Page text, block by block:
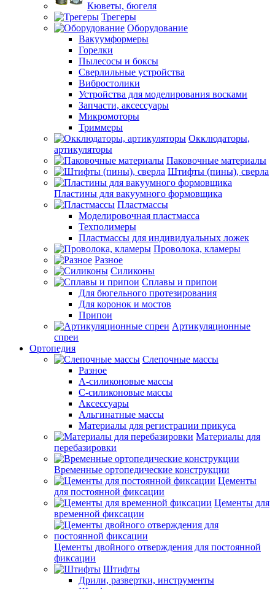
Кюветы, бюгеля
Трегеры
Оборудование
Вакуумформеры
Горелки
Пылесосы и боксы
Сверлильные устройства
Вибростолики
Устройства для моделирования восками
Запчасти, аксессуары
Микромоторы
Триммеры
Окклюдаторы,
артикуляторы
Паковочные материалы
Штифты (пины), сверла
Пластины для вакуумного формовщика
Пластмассы
Моделировочная пластмасса
Техполимеры
Пластмассы для индивидуальных ложек
Проволока, кламеры
Разное
Силиконы
Сплавы и припои
Для бюгельного протезирования
Для коронок и мостов
Припои
Артикуляционные
спреи
Ортопедия
Слепочные массы
Разное
А-силиконовые массы
С-силиконовые массы
Аксессуары
Альгинатные массы
Материалы для регистрации прикуса
Материалы для
перебазировки
Временные ортопедические конструкции
Цементы
для постоянной фиксации
Цементы для
временной фиксации
Цементы двойного отверждения для постоянной
фиксации
Штифты
Дрили, развертки, инструменты